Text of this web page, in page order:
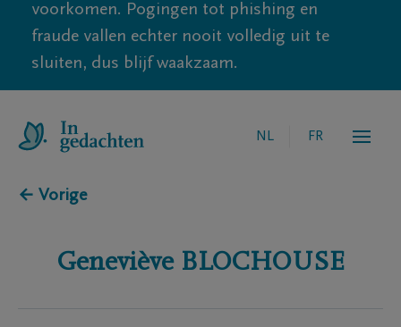
voorkomen. Pogingen tot phishing en
fraude vallen echter nooit volledig uit te
sluiten, dus blijf waakzaam.
NL FR
← Vorige
Geneviève BLOCHOUSE